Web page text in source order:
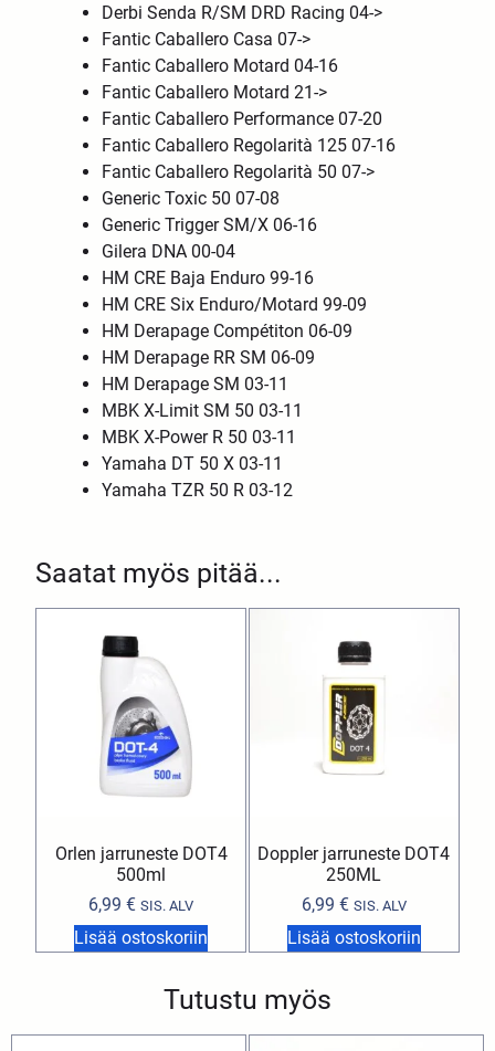
Saatat myös pitää...
Orlen jarruneste DOT4
500ml
6,99€ SIS. ALV
Lisää ostoskoriin
Doppler jarruneste DOT4
250ML
6,99 € SIS. ALV
Lisää ostoskoriin
Derbi Senda R/SM DRD Racing 04->
Fantic Caballero Casa 07->
Fantic Caballero Motard 04-16
Fantic Caballero Motard 21->
Fantic Caballero Performance 07-20
Fantic Caballero Regolarità 125 07-16
Fantic Caballero Regolarità 50 07->
Generic Toxic 50 07-08
Generic Trigger SM/X 06-16
Gilera DNA 00-04
HM CRE Baja Enduro 99-16
HM CRE Six Enduro/Motard 99-09
HM Derapage Compétiton 06-09
HM Derapage RR SM 06-09
HM Derapage SM 03-11
MBK X-Limit SM 50 03-11
MBK X-Power R 50 03-11
Yamaha DT 50 X 03-11
Yamaha TZR 50 R 03-12
Tutustu myös